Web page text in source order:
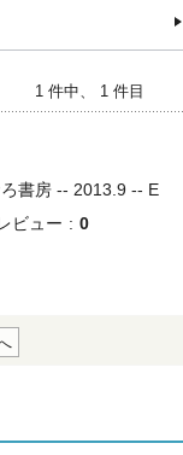
1 件中、 1 件目
書房 -- 2013.9 -- E
ビュー 0